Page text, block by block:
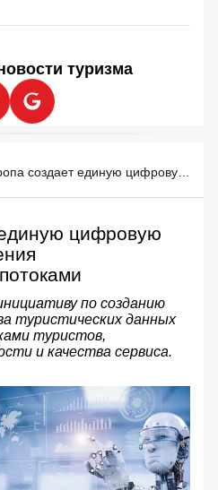
туризма
цифровую
по созданию
туристических данных
туристов,
и качества сервиса.